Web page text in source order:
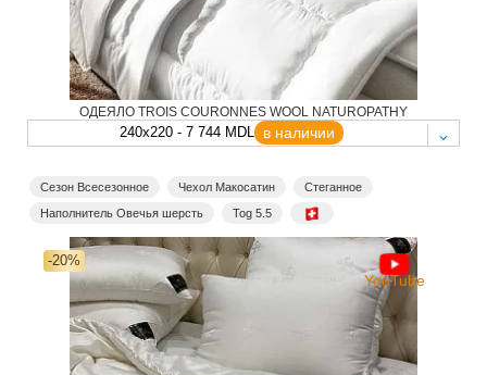
ОДЕЯЛО TROIS COURONNES WOOL NATUROPATHY
240x220 - 7 744 MDL в наличии
Сезон Всесезонное Чехол Макосатин
Стеганное
Наполнитель Овечья шерсть
Tog 5.5
-20%
YouTube